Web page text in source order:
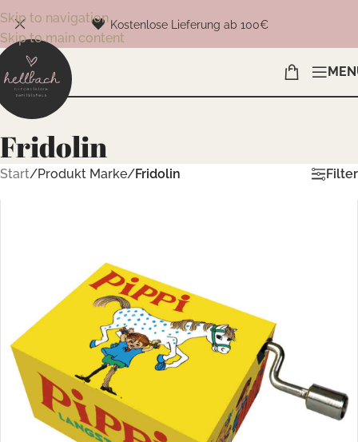
Skip to navigation
Skip to main content
Kostenlose Lieferung ab 100€
Fridolin
Start/Produkt Marke/Fridolin Filter